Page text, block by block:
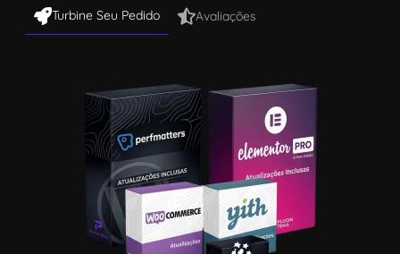
Turbine Seu Pedido Avaliações